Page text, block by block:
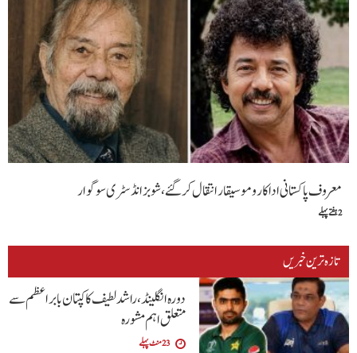
معروف پاکستانی اداکار و موسیقار انتقال کر گئے، شوبز انڈسٹری سوگوار
2 ہفتے پہلے
تازہ ترین خبریں
دورہ انگلینڈ، راشد لطیف کا کپتان بابر اعظم سے
متعلق اہم مشورہ
23 منٹ پہلے